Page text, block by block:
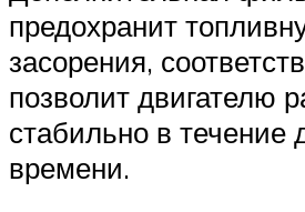
предохранит
засорения,
позволит двигателю
стабильно в течение
времени.